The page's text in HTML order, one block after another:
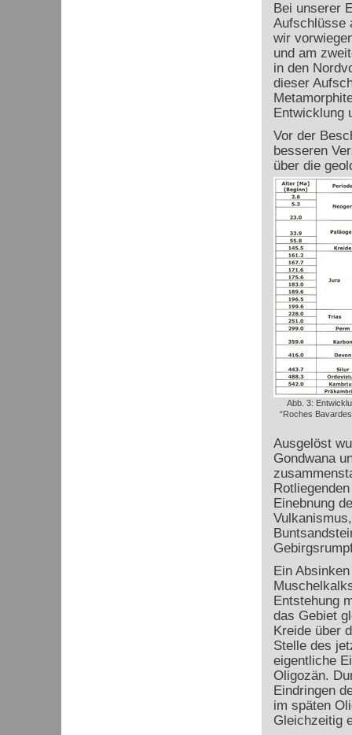
Bei unserer
Aufschlüsse
wir
und am
in den
dieser
Entwicklung
Vor der
besseren
über die
Abb. 3:
“Roches
Ausgelöst
Gondwana
Einebnung
Ein
Entstehung
das Gebiet
Kreide über
Stelle des
eigentliche
Oligozän.
Eindringen
im späten
Gleichzeitig